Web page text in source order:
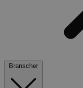
Branscher